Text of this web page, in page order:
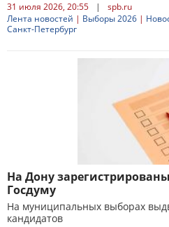
31 июля 2026, 20:55 |
spb.ru
Лента новостей | Выборы 2026 |
Санкт-Петербург
На Дону
Госдуму
На муниципальных выборах
кандидатов